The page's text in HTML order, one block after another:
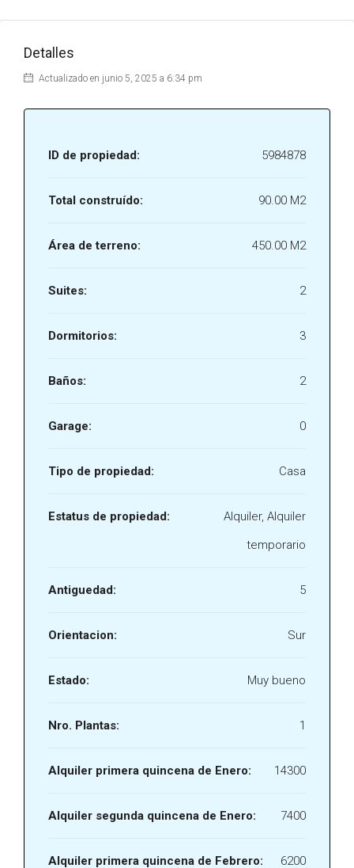
Detalles
Actualizado en junio 5, 2025 a 6:34 pm
ID de propiedad: 5984878
Total construído: 90.00 M2
Área de terreno: 450.00 M2
Suites: 2
Dormitorios: 3
Baños: 2
Garage: 0
Tipo de propiedad: Casa
Estatus de propiedad:
Alquiler, Alquiler
temporario
Antiguedad: 5
Orientacion: Sur
Estado: Muy bueno
Nro. Plantas: 1
Alquiler primera quincena de Enero: 14300
Alquiler segunda quincena de Enero: 7400
Alquiler primera quincena de Febrero: 6200